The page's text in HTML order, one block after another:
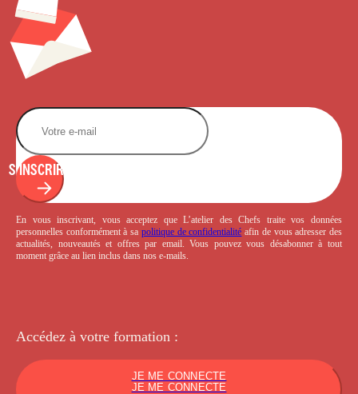
S'INSCRIRE
En vous inscrivant, vous acceptez que L’atelier des Chefs traite vos données
personnelles conformément à sa politique de confidentialité afin de vous adresser des
actualités, nouveautés et offres par email. Vous pouvez vous désabonner à tout
moment grâce au lien inclus dans nos e-mails.
Accédez à votre formation :
JE ME CONNECTE
JE ME CONNECTE